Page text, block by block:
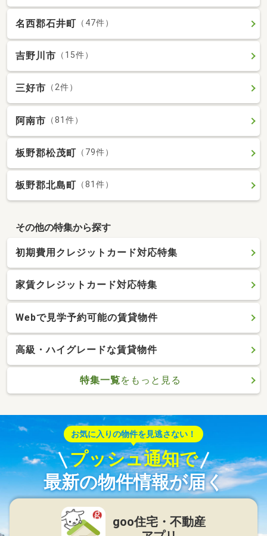
名西郡石井町 （47件）
吉野川市 （15件）
三好市 （2件）
阿南市 （81件）
板野郡松茂町 （79件）
板野郡北島町 （81件）
その他の特集から探す
初期費用クレジットカード対応特集
家賃クレジットカード対応特集
Webで見学予約可能の賃貸物件
高級・ハイグレードな賃貸物件
特集一覧をもっと見る
お気に入りの物件を見逃さない！
プッシュ通知で
最新の物件情報が届く
goo住宅・不動産